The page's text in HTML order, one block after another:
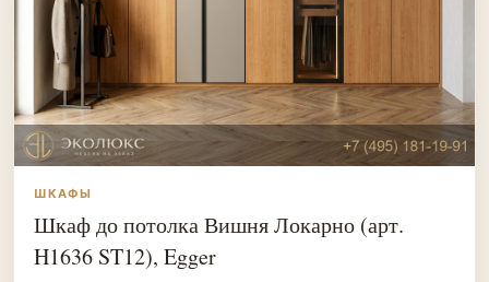
ШКАФЫ
Шкаф до потолка Вишня Локарно (арт.
H1636 ST12), Egger